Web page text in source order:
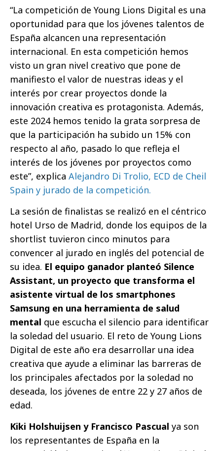
“La competición de Young Lions Digital es una
oportunidad para que los jóvenes talentos de
España alcancen una representación
internacional. En esta competición hemos
visto un gran nivel creativo que pone de
manifiesto el valor de nuestras ideas y el
interés por crear proyectos donde la
innovación creativa es protagonista. Además,
este 2024 hemos tenido la grata sorpresa de
que la participación ha subido un 15% con
respecto al año, pasado lo que refleja el
interés de los jóvenes por proyectos como
este”, explica Alejandro Di Trolio, ECD de Cheil
Spain y jurado de la competición.
La sesión de finalistas se realizó en el céntrico
hotel Urso de Madrid, donde los equipos de la
shortlist tuvieron cinco minutos para
convencer al jurado en inglés del potencial de
su idea. El equipo ganador planteó Silence
Assistant, un proyecto que transforma el
asistente virtual de los smartphones
Samsung en una herramienta de salud
mental que escucha el silencio para identificar
la soledad del usuario. El reto de Young Lions
Digital de este año era desarrollar una idea
creativa que ayude a eliminar las barreras de
los principales afectados por la soledad no
deseada, los jóvenes de entre 22 y 27 años de
edad.
Kiki Holshuijsen y Francisco Pascual ya son
los representantes de España en la